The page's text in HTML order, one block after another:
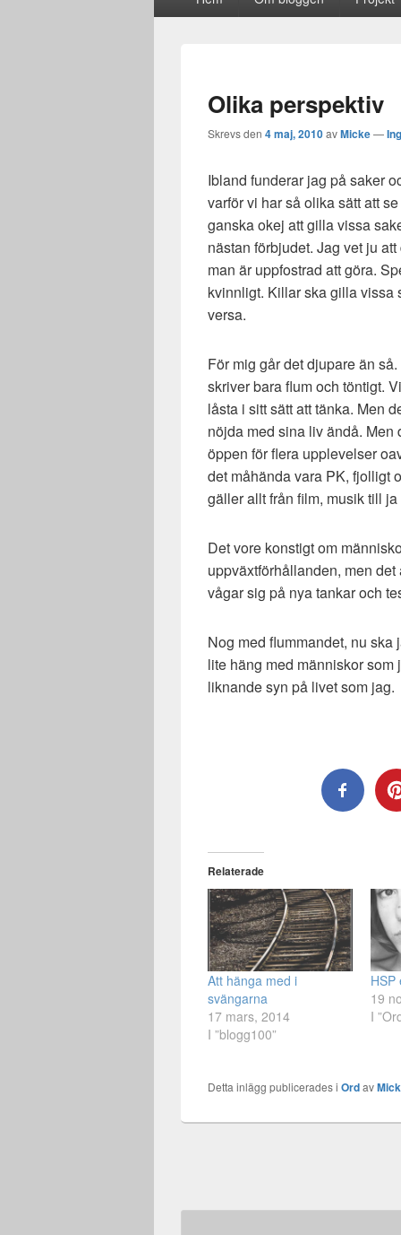
Olika perspektiv
Skrevs den 4 maj, 2010avMicke—
Ibland funderar jag på saker
varför vi har så olika sätt att
ganska okej att gilla vissa
nästan förbjudet. Jag vet ju
man är uppfostrad att göra.
kvinnligt. Killar ska gilla vissa
versa.
För mig går det djupare än
skriver bara flum och töntigt.
låsta i sitt sätt att tänka. Men
nöjda med sina liv ändå. Men
öppen för flera upplevelser
det måhända vara PK, fjolligt
gäller allt från film, musik till
Det vore konstigt om
uppväxtförhållanden, men
vågar sig på nya tankar och
Nog med flummandet, nu ska
lite häng med människor
liknande syn på livet som jag.
Relaterade
Att hänga med i
svängarna
17 mars, 2014
I ”blogg100”
HSP
19
I
Detta inlägg publicerades i Ordav